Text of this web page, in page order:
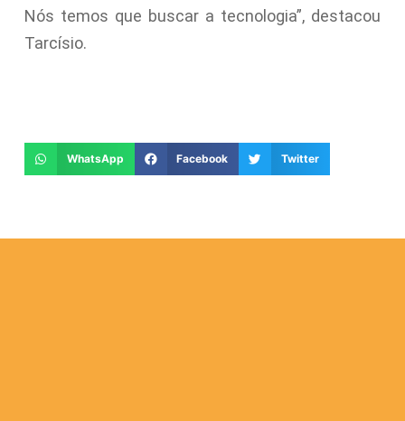
Nós temos que buscar a tecnologia”, destacou
Tarcísio.
WhatsApp Facebook Twitter